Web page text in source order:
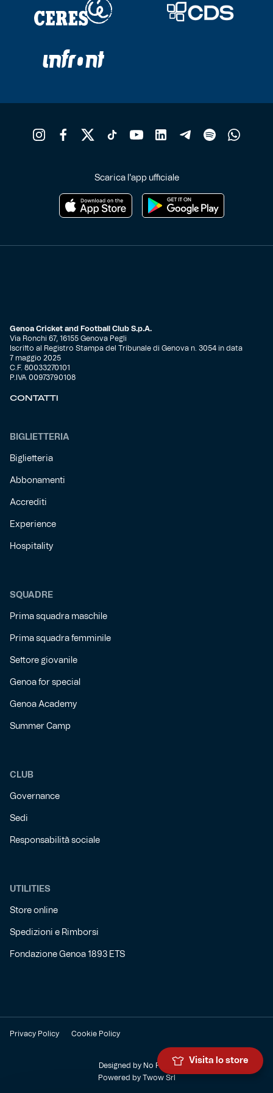
Robe di Kappa x Genoa
Isolani x Genoa
Gift Card Online Store
Fortissimo batte il mio cuor
Scarica l'app ufficiale
Genoa Cricket and Football Club S.p.A.
Via Ronchi 67, 16155 Genova Pegli
Iscritto al Registro Stampa del Tribunale di Genova n. 3054 in data
7 maggio 2025
C.F. 80033270101
P.IVA 00973790108
CONTATTI
BIGLIETTERIA
Biglietteria
Abbonamenti
Accrediti
Experience
Hospitality
SQUADRE
Prima squadra maschile
Prima squadra femminile
Settore giovanile
Genoa for special
Genoa Academy
Summer Camp
CLUB
Governance
Sedi
Responsabilità sociale
UTILITIES
Store online
Spedizioni e Rimborsi
Fondazione Genoa 1893 ETS
Privacy Policy Cookie Policy
Designed by No Panic
Powered by Twow Srl
Visita lo store